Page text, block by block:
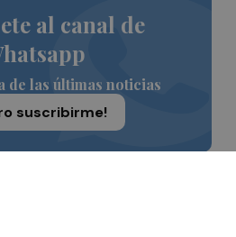
al canal de
de las últimas noticias
suscribirme!